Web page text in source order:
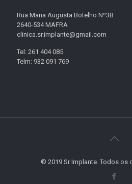
Rua Maria Augusta Botelho Nº3B
2640-534 MAFRA
clinica.sr.implante@gmail.com
Tel: 261 404 085
Telm: 932 091 769
© 2019 Sr Implante. Todos os